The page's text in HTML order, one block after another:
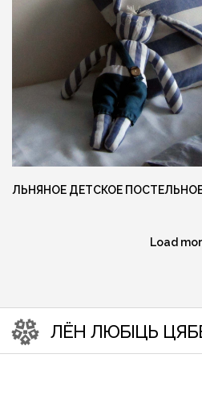
ЛЬНЯНОЕ ДЕТСКОЕ
Load
Ещё больше готовых
можете найти в нашем